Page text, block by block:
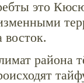
это
восток.
района